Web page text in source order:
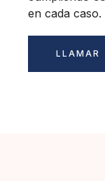
en cada caso.
LLAMAR